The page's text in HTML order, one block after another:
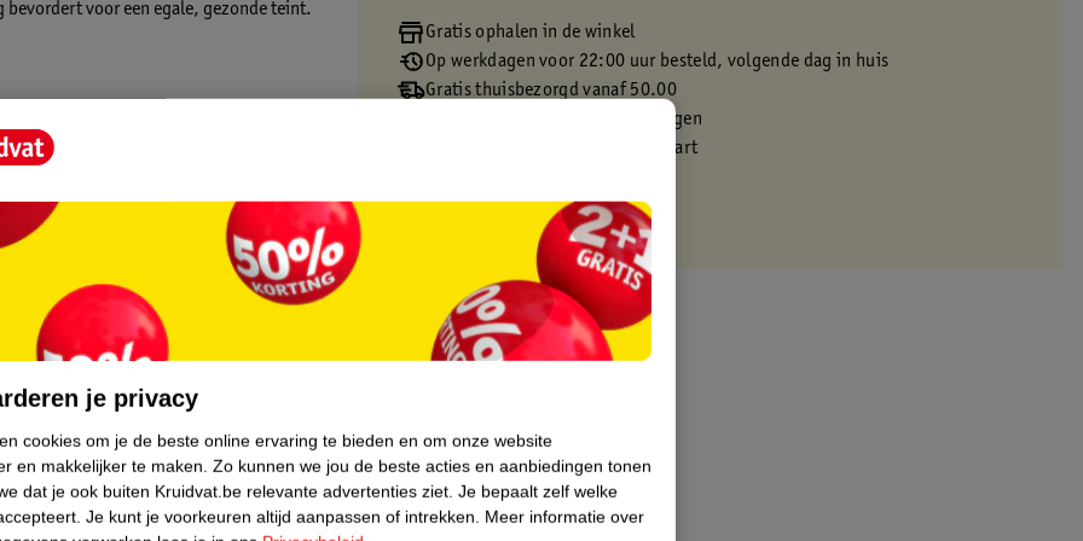
voor een egale, gezonde teint.
aanbrengen van een serum. Verdeel
je oogcontouren.
Gratis ophalen in de winkel
Op werkdagen voor 22:00 uur besteld, volgende dag in huis
Gratis thuisbezorgd vanaf 50.00
Gratis retourneren binnen 30 dagen
Gratis punten met je Kruidvat kaart
je privacy
cookies om je de beste online ervaring te bieden en om onze website
en makkelijker te maken. Zo kunnen we jou de beste acties en aanbiedingen tonen
dat je ook buiten Kruidvat.be relevante advertenties ziet. Je bepaalt zelf welke
Je kunt je voorkeuren altijd aanpassen of intrekken. Meer informatie over